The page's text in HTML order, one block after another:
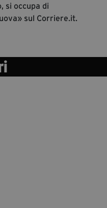
si occupa di
sul Corriere.it.